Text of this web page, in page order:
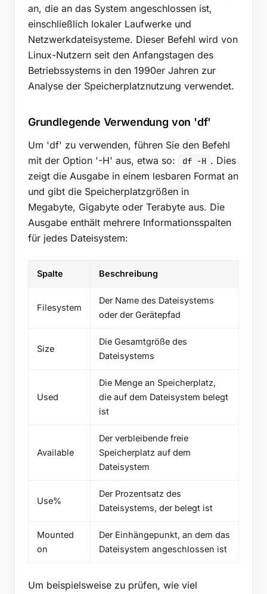
an, die an das System angeschlossen ist,
einschließlich lokaler Laufwerke und
Netzwerkdateisysteme. Dieser Befehl wird von
Linux-Nutzern seit den Anfangstagen des
Betriebssystems in den 1990er Jahren zur
Analyse der Speicherplatznutzung verwendet.
Grundlegende Verwendung von 'df'
Um 'df' zu verwenden, führen Sie den Befehl
mit der Option '-H' aus, etwa so:
df -H . Dies
zeigt die Ausgabe in einem lesbaren Format an
und gibt die Speicherplatzgrößen in
Megabyte, Gigabyte oder Terabyte aus. Die
Ausgabe enthält mehrere Informationsspalten
für jedes Dateisystem:
Spalte Beschreibung
Filesystem
Der Name des Dateisystems
oder der Gerätepfad
Size
Die Gesamtgröße des
Dateisystems
Used
Die Menge an Speicherplatz,
die auf dem Dateisystem belegt
ist
Available
Der verbleibende freie
Speicherplatz auf dem
Dateisystem
Use%
Der Prozentsatz des
Dateisystems, der belegt ist
Mounted
on
Der Einhängepunkt, an dem das
Dateisystem angeschlossen ist
Um beispielsweise zu prüfen, wie viel